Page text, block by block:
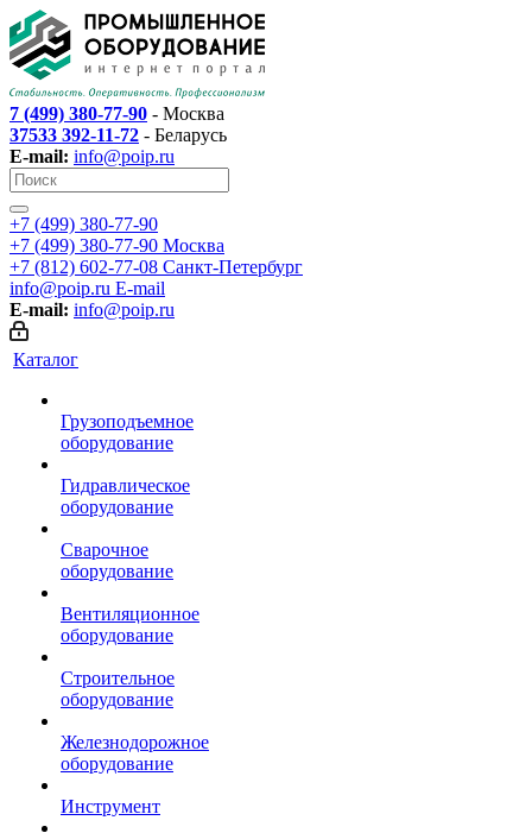
7 (499) 380-77-90 - Москва
37533 392-11-72 - Беларусь
E-mail: info@poip.ru
+7 (499) 380-77-90
+7 (499) 380-77-90 Москва
+7 (812) 602-77-08 Санкт-Петербург
info@poip.ru E-mail
E-mail: info@poip.ru
Каталог
Грузоподъемное
оборудование
Гидравлическое
оборудование
Сварочное
оборудование
Вентиляционное
оборудование
Строительное
оборудование
Железнодорожное
оборудование
Инструмент